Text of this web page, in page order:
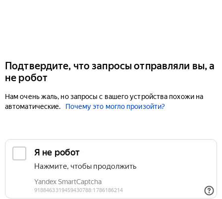
Подтвердите, что запросы отправляли вы, а
не робот
Нам очень жаль, но запросы с вашего устройства похожи на
автоматические.
Почему это могло произойти?